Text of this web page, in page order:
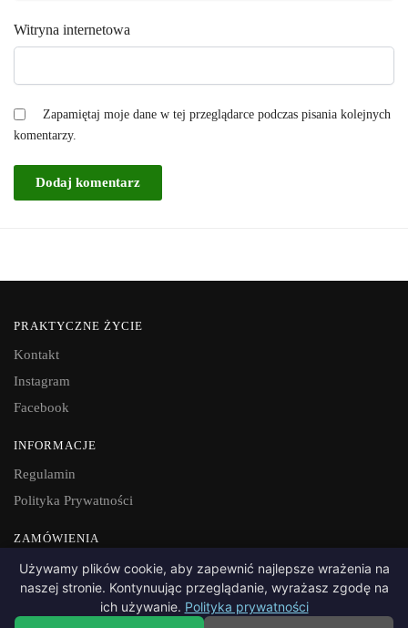
Witryna internetowa
Zapamiętaj moje dane w tej przeglądarce podczas pisania kolejnych
komentarzy.
PRAKTYCZNE ŻYCIE
Kontakt
Instagram
Facebook
INFORMACJE
Regulamin
Polityka Prywatności
ZAMÓWIENIA
Dostawa i płatność
Zwroty
Używamy plików cookie, aby zapewnić najlepsze wrażenia na
naszej stronie. Kontynuując przeglądanie, wyrażasz zgodę na
ich używanie. Polityka prywatności